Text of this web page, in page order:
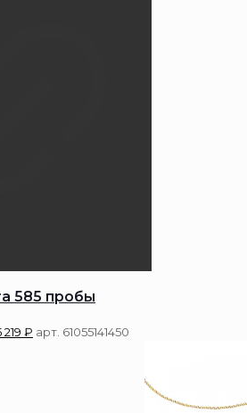
585 пробы
219 ₽ арт. 61055141450